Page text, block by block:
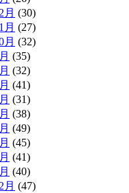
月 (30)
月 (27)
月 (32)
(35)
(32)
(41)
(31)
(38)
(49)
(45)
(41)
(40)
月 (47)